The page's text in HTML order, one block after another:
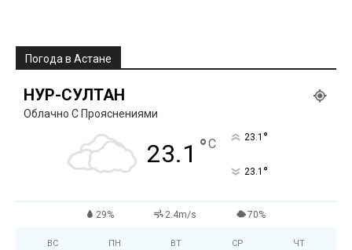
Погода в Астане
НУР-СУЛТАН
Облачно С Прояснениями
23.1 °C 23.1 °
23.1 °
29% 2.4m/s 70%
ВС ПН ВТ СР ЧТ